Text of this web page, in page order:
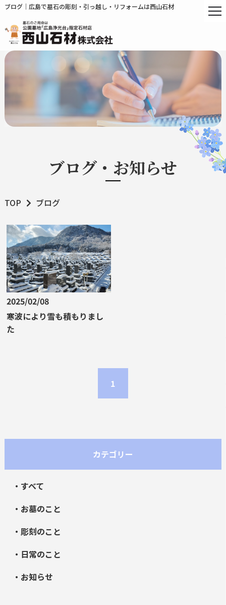
ブログ｜広島で墓石の彫刻・引っ越し・リフォームは西山石材
ブログ・お知らせ
TOP ブログ
2025/02/08
寒波により雪も積もりまし
た
1
カテゴリー
・すべて
・お墓のこと
・彫刻のこと
・日常のこと
・お知らせ